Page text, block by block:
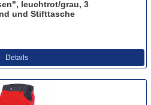
leuchtrot/grau, 3
und Stifttasche
Details